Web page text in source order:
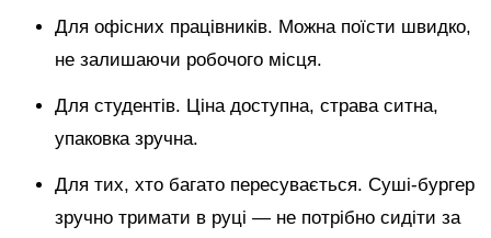
Для офісних працівників. Можна поїсти швидко,
не залишаючи робочого місця.
Для студентів. Ціна доступна, страва ситна,
упаковка зручна.
Для тих, хто багато пересувається. Суші-бургер
зручно тримати в руці — не потрібно сидіти за